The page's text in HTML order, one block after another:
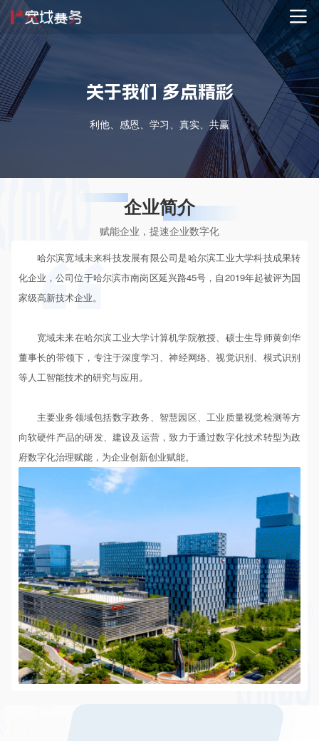
关于我们 多点精彩
利他、感恩、学习、真实、共赢
企业简介
赋能企业，提速企业数字化
哈尔滨宽域未来科技发展有限公司是哈尔滨工业大学科技成果转
化企业，公司位于哈尔滨市南岗区延兴路45号，自2019年起被评为国
家级高新技术企业。
宽域未来在哈尔滨工业大学计算机学院教授、硕士生导师黄剑华
董事长的带领下，专注于深度学习、神经网络、视觉识别、模式识别
等人工智能技术的研究与应用。
主要业务领域包括数字政务、智慧园区、工业质量视觉检测等方
向软硬件产品的研发、建设及运营，致力于通过数字化技术转型为政
府数字化治理赋能，为企业创新创业赋能。